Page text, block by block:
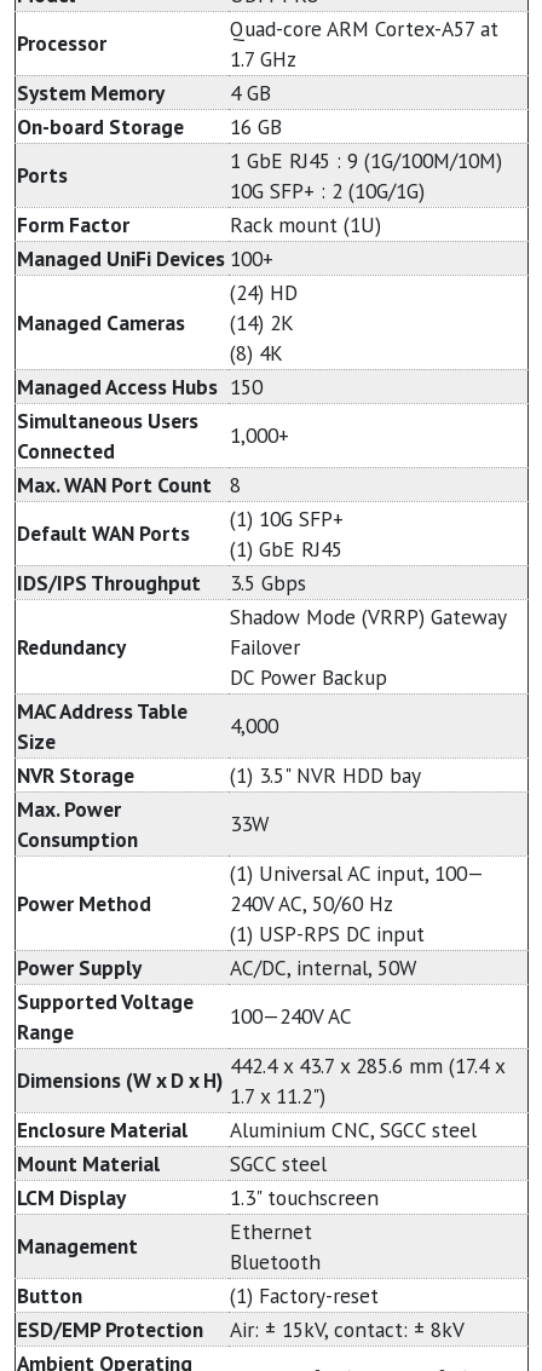
Processor
Quad-core ARM Cortex-A57 at
1.7 GHz
System Memory
4 GB
On-board Storage
16 GB
Ports
1 GbE RJ45 : 9 (1G/100M/10M)
10G SFP+ : 2 (10G/1G)
Form Factor
Rack mount (1U)
Managed UniFi Devices 100+
Managed Cameras
(24) HD
(14) 2K
(8) 4K
Managed Access Hubs 150
Simultaneous Users
Connected
1,000+
Max. WAN Port Count
8
Default WAN Ports
(1) 10G SFP+
(1) GbE RJ45
IDS/IPS Throughput
3.5 Gbps
Redundancy
Shadow Mode (VRRP) Gateway
Failover
DC Power Backup
MAC Address Table
Size
4,000
NVR Storage
(1) 3.5" NVR HDD bay
Max. Power
Consumption
33W
Power Method
(1) Universal AC input, 100—
240V AC, 50/60 Hz
(1) USP-RPS DC input
Power Supply
AC/DC, internal, 50W
Supported Voltage
Range
100—240V AC
Dimensions (W x D x H)
442.4 x 43.7 x 285.6 mm (17.4 x
1.7 x 11.2")
Enclosure Material
Aluminium CNC, SGCC steel
Mount Material
SGCC steel
LCM Display
1.3" touchscreen
Management
Ethernet
Bluetooth
Button
(1) Factory-reset
ESD/EMP Protection
Air: ± 15kV, contact: ± 8kV
Ambient Operating